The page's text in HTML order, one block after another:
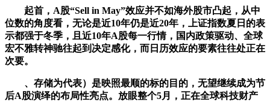
起首，A股“Sell in May”效应并不如海外股市凸起，从中
位数的角度看，无论是近10年仍是近20年，上证指数夏日的表
示都强于冬季，且近10年A股每一行情，国内政策驱动、全球
宏不雅转神驰往起到决定感化，而日历效应的要素往往处正在
次要。
、存储为代表）是映照最顺的标的目的，无望继续成为节
后A股演绎的布局性亮点。放眼整个5月，正在全球科技财产